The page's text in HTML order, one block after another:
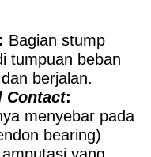
Bagian stump
tumpuan beban
berjalan.
Contact:
menyebar pada
bearing)
yang